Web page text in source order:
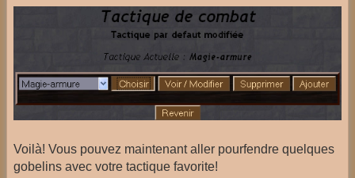
Voilà! Vous pouvez maintenant aller pourfendre quelques
gobelins avec votre tactique favorite!